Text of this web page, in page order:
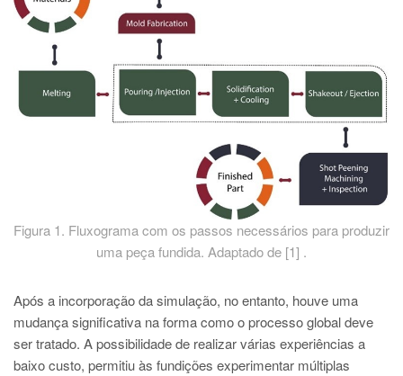
Figura 1. Fluxograma com os passos necessários para produzir
uma peça fundida. Adaptado de [1] .
Após a incorporação da simulação, no entanto, houve uma
mudança significativa na forma como o processo global deve
ser tratado. A possibilidade de realizar várias experiências a
baixo custo, permitiu às fundições experimentar múltiplas